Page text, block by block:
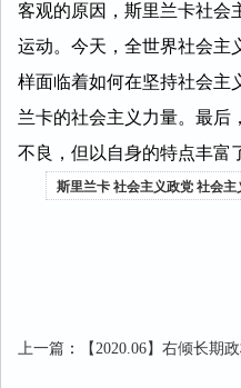
客观的原因，斯里兰卡社会
运动。今天，全世界社会主
样面临着如何在坚持社会主
兰卡的社会主义力量。最后
不良，但以自身的特点丰富
斯里兰卡 社会主义政党 社会主
上一篇 ： 【2020.06】右倾长期